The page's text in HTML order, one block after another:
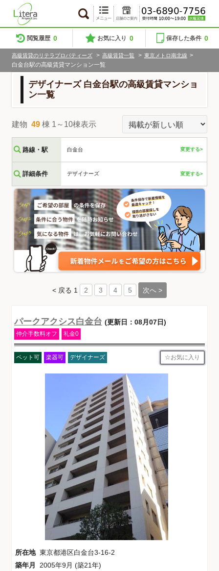
閲覧履歴 0 お気に入り 0 保存した条件 0
高級賃貸のリテラプロパティーズ > 高級賃貸一覧 > 東京メトロ南北線 >
白金台駅の高級賃貸マンション一覧
デザイナーズ 白金台駅の高級賃貸マンショ
ン一覧
建物 49 棟 1～10棟表示
路線・駅 白金台 変更する>
詳細条件 デザイナーズ 変更する>
< 戻る 1 2 3 4 5 次へ >
パークアクシス白金台 (更新日：08月07日)
仲介手数料オフ 礼金0
ペット可 楽器可 デザイナーズ お気に入り
所在地 東京都港区白金台3-16-2
築年月
2005年9月 (築21年)